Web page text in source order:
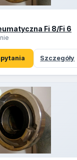
Fi 8/Fi 6
Szczegóły